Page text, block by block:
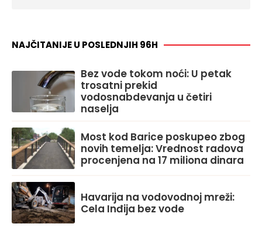
NAJČITANIJE U POSLEDNJIH 96H
Bez vode tokom noći: U petak
trosatni prekid
vodosnabdevanja u četiri
naselja
Most kod Barice poskupeo zbog
novih temelja: Vrednost radova
procenjena na 17 miliona dinara
Havarija na vodovodnoj mreži:
Cela Inđija bez vode